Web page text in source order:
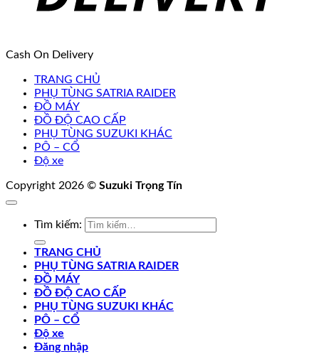
Cash On Delivery
TRANG CHỦ
PHỤ TÙNG SATRIA RAIDER
ĐỒ MÁY
ĐỒ ĐỘ CAO CẤP
PHỤ TÙNG SUZUKI KHÁC
PÔ – CỔ
Độ xe
Copyright 2026 © Suzuki Trọng Tín
Tìm kiếm:
TRANG CHỦ
PHỤ TÙNG SATRIA RAIDER
ĐỒ MÁY
ĐỒ ĐỘ CAO CẤP
PHỤ TÙNG SUZUKI KHÁC
PÔ – CỔ
Độ xe
Đăng nhập